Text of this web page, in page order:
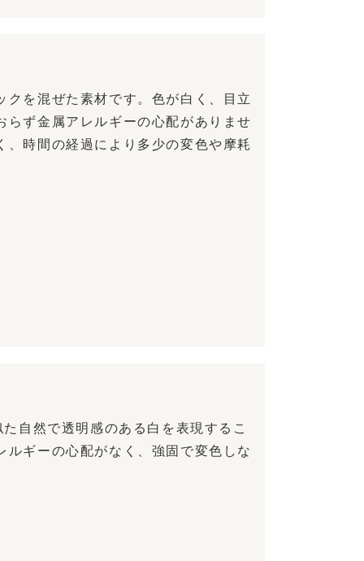
を混ぜた素材です。色が白く、目立
ず金属アレルギーの心配がありませ
時間の経過により多少の変色や摩耗
自然で透明感のある白を表現するこ
ギーの心配がなく、強固で変色しな